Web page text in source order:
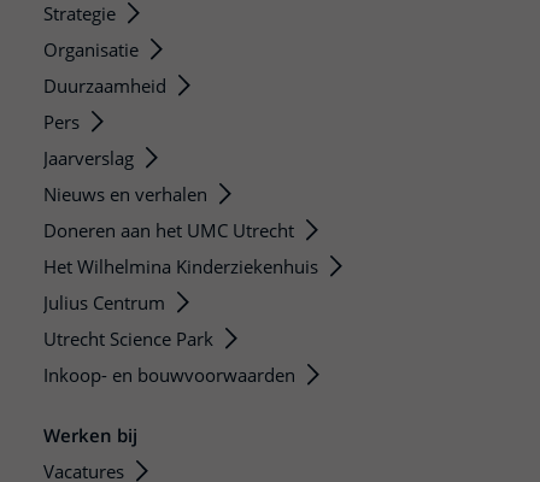
Strategie
Organisatie
Duurzaamheid
Pers
Jaarverslag
Nieuws en verhalen
Doneren aan het UMC Utrecht
Het Wilhelmina Kinderziekenhuis
Julius Centrum
Utrecht Science Park
Inkoop- en bouwvoorwaarden
Werken bij
Vacatures